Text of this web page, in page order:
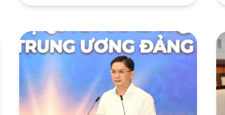
Thành phố làm Trưởng đoàn, đã
công tác quản lý nhà nước về
an toàn thực phẩm (ATTP) trên
địa bàn phường Thuận Giao,
đặc biệt chú trọng tại các bếp
ăn công nhân và trường học.